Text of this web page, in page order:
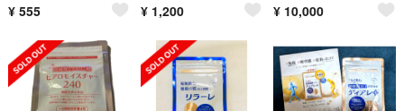
¥ 555 ¥ 1,200 ¥ 10,000